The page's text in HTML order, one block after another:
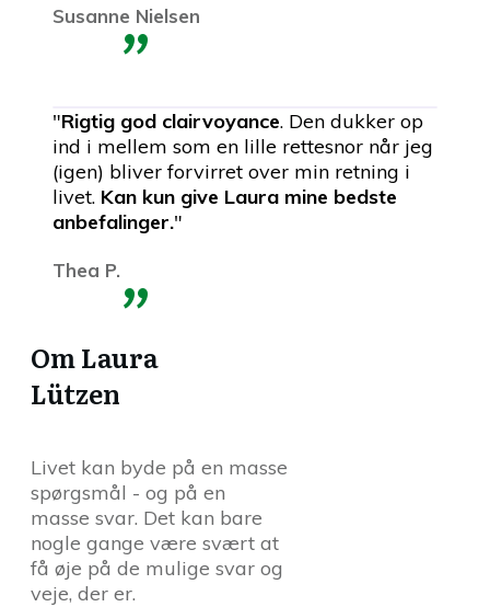
Susanne Nielsen
"
"Rigtig god clairvoyance. Den dukker op
ind i mellem som en lille rettesnor når jeg
(igen) bliver forvirret over min retning i
livet. Kan kun give Laura mine bedste
anbefalinger."
Thea P."
Om Laura
Lützen
Livet kan byde på en masse
spørgsmål - og på en
masse svar. Det kan bare
nogle gange være svært at
få øje på de mulige svar og
veje, der er.